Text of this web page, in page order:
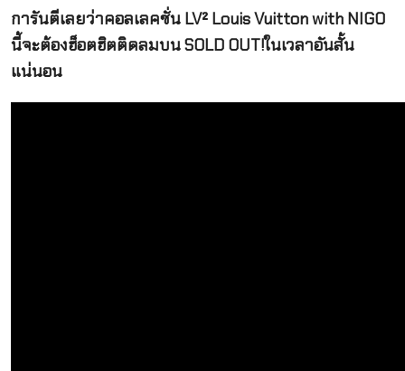
การันตีเลยว่าคอลเลคชั่น LV² Louis Vuitton with NIGO
นี้จะต้องฮ็อตฮิตติดลมบน SOLD OUT!ในเวลาอันสั้น
แน่นอน